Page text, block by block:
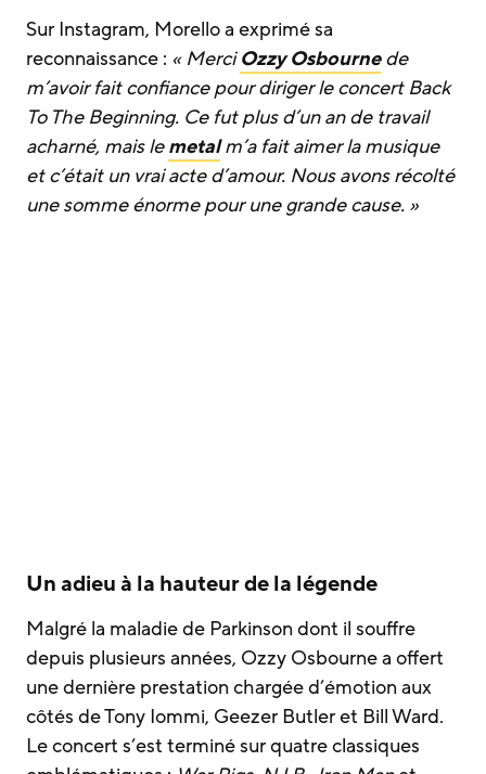
Sur Instagram, Morello a exprimé sa
reconnaissance : « MerciOzzy Osbournede
m’avoir fait confiance pour diriger le concert Back
To The Beginning. Ce fut plus d’un an de travail
acharné, mais lemetalm’a fait aimer la musique
et c’était un vrai acte d’amour. Nous avons récolté
une somme énorme pour une grande cause. »
Un adieu à la hauteur de la légende
Malgré la maladie de Parkinson dont il souffre
depuis plusieurs années, Ozzy Osbourne a offert
une dernière prestation chargée d’émotion aux
côtés de Tony Iommi, Geezer Butler et Bill Ward.
Le concert s’est terminé sur quatre classiques